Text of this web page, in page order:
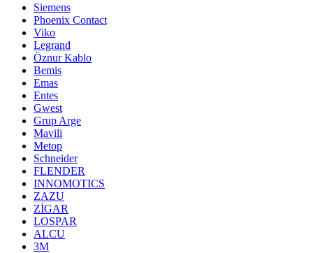
Siemens
Phoenix Contact
Viko
Legrand
Öznur Kablo
Bemis
Emas
Entes
Gwest
Grup Arge
Mavili
Metop
Schneider
FLENDER
INNOMOTICS
ZAZU
ZİGAR
LOSPAR
ALCU
3M